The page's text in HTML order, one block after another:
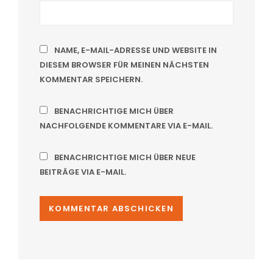
NAME, E-MAIL-ADRESSE UND WEBSITE IN
DIESEM BROWSER FÜR MEINEN NÄCHSTEN
KOMMENTAR SPEICHERN.
BENACHRICHTIGE MICH ÜBER
NACHFOLGENDE KOMMENTARE VIA E-MAIL.
BENACHRICHTIGE MICH ÜBER NEUE
BEITRÄGE VIA E-MAIL.